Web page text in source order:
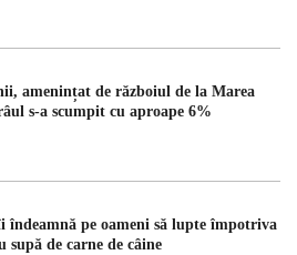
amenințat de războiul de la Marea
s-a scumpit cu aproape 6%
îndeamnă pe oameni să lupte împotriva
supă de carne de câine